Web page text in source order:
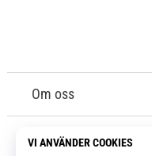
Om oss
Kundtjänst